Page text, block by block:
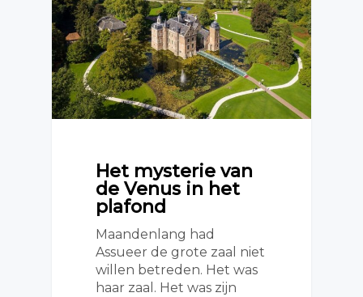
Het mysterie van
de Venus in het
plafond
Maandenlang had
Assueer de grote zaal niet
willen betreden. Het was
haar zaal. Het was zijn